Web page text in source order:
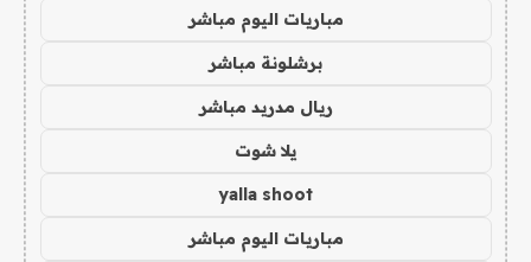
مباريات اليوم مباشر
برشلونة مباشر
ريال مدريد مباشر
يلا شوت
yalla shoot
مباريات اليوم مباشر